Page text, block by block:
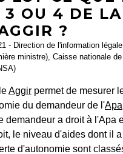
3 OU 4 DE LA
?
- Direction de l'information
ministre), Caisse nationale
Aggir permet de mesurer
du demandeur de l'Apa
demandeur a droit à l'Apa
le niveau d'aides dont il
d'autonomie sont